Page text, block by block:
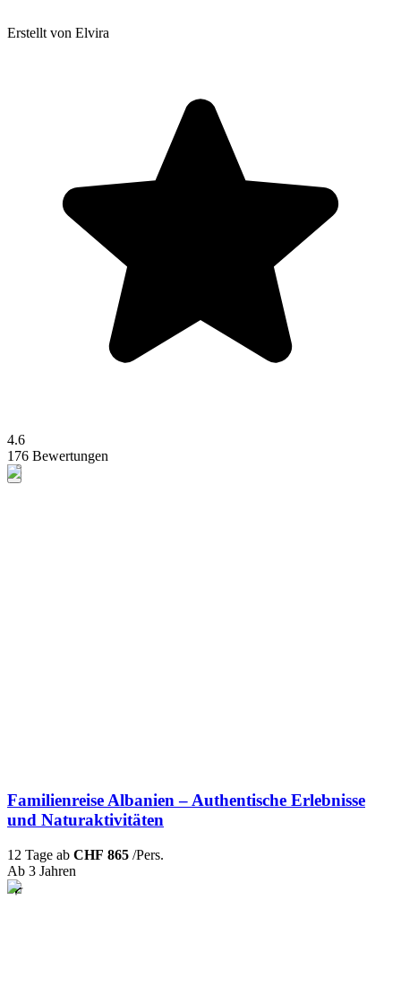
Erstellt von Elvira
4.6
176 Bewertungen
Familienreise Albanien – Authentische Erlebnisse
und Naturaktivitäten
12 Tage ab CHF 865 /Pers.
Ab 3 Jahren